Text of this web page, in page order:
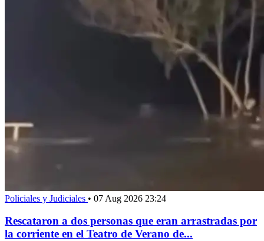
Policiales y Judiciales • 07 Aug 2026 23:24
Rescataron a dos personas que eran arrastradas por
la corriente en el Teatro de Verano de...